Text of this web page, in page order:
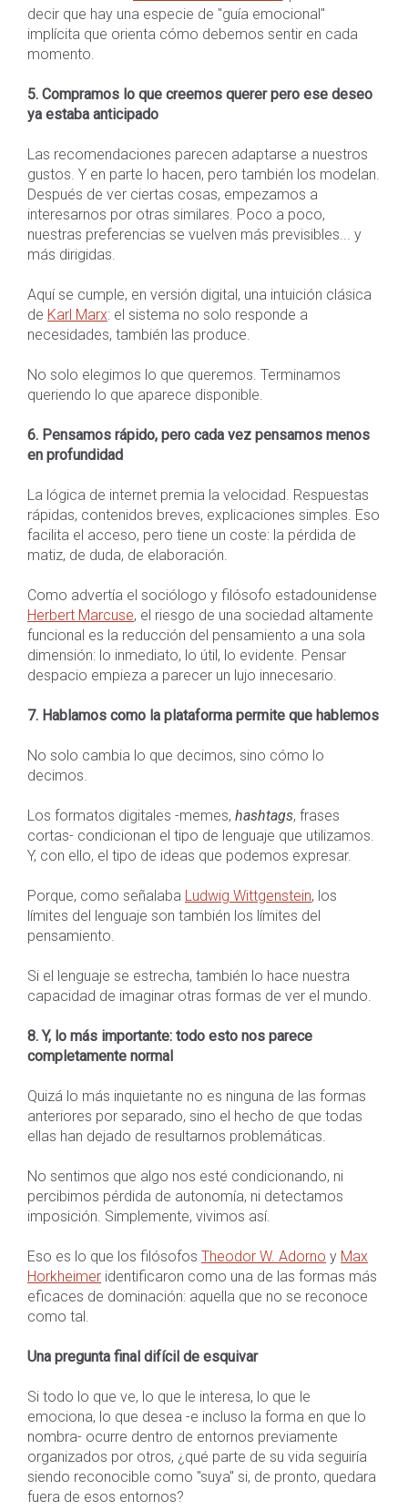
decir que hay una especie de "guía emocional"
implícita que orienta cómo debemos sentir en cada
momento.
5. Compramos lo que creemos querer pero ese deseo
ya estaba anticipado
Las recomendaciones parecen adaptarse a nuestros
gustos. Y en parte lo hacen, pero también los modelan.
Después de ver ciertas cosas, empezamos a
interesarnos por otras similares. Poco a poco,
nuestras preferencias se vuelven más previsibles... y
más dirigidas.
Aquí se cumple, en versión digital, una intuición clásica
de Karl Marx: el sistema no solo responde a
necesidades, también las produce.
No solo elegimos lo que queremos. Terminamos
queriendo lo que aparece disponible.
6. Pensamos rápido, pero cada vez pensamos menos
en profundidad
La lógica de internet premia la velocidad. Respuestas
rápidas, contenidos breves, explicaciones simples. Eso
facilita el acceso, pero tiene un coste: la pérdida de
matiz, de duda, de elaboración.
Como advertía el sociólogo y filósofo estadounidense
Herbert Marcuse, el riesgo de una sociedad altamente
funcional es la reducción del pensamiento a una sola
dimensión: lo inmediato, lo útil, lo evidente. Pensar
despacio empieza a parecer un lujo innecesario.
7. Hablamos como la plataforma permite que hablemos
No solo cambia lo que decimos, sino cómo lo
decimos.
Los formatos digitales -memes, hashtags, frases
cortas- condicionan el tipo de lenguaje que utilizamos.
Y, con ello, el tipo de ideas que podemos expresar.
Porque, como señalaba Ludwig Wittgenstein, los
límites del lenguaje son también los límites del
pensamiento.
Si el lenguaje se estrecha, también lo hace nuestra
capacidad de imaginar otras formas de ver el mundo.
8. Y, lo más importante: todo esto nos parece
completamente normal
Quizá lo más inquietante no es ninguna de las formas
anteriores por separado, sino el hecho de que todas
ellas han dejado de resultarnos problemáticas.
No sentimos que algo nos esté condicionando, ni
percibimos pérdida de autonomía, ni detectamos
imposición. Simplemente, vivimos así.
Eso es lo que los filósofos Theodor W. Adorno y Max
Horkheimer identificaron como una de las formas más
eficaces de dominación: aquella que no se reconoce
como tal.
Una pregunta final difícil de esquivar
Si todo lo que ve, lo que le interesa, lo que le
emociona, lo que desea -e incluso la forma en que lo
nombra- ocurre dentro de entornos previamente
organizados por otros, ¿qué parte de su vida seguiría
siendo reconocible como "suya" si, de pronto, quedara
fuera de esos entornos?